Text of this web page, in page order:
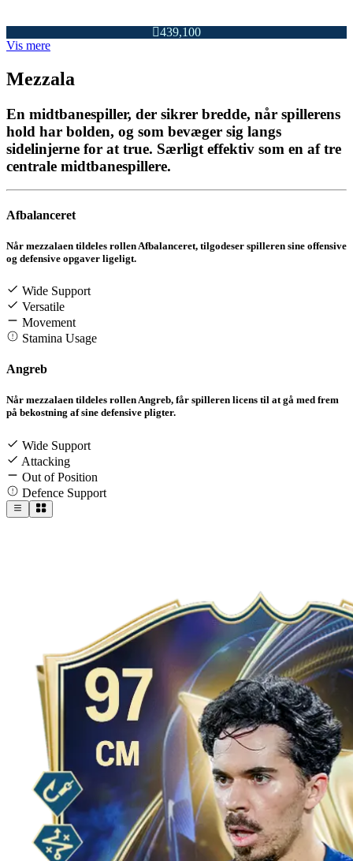
439,100
Vis mere
Mezzala
En midtbanespiller, der sikrer bredde, når spillerens
hold har bolden, og som bevæger sig langs
sidelinjerne for at true. Særligt effektiv som en af tre
centrale midtbanespillere.
Afbalanceret
Når mezzalaen tildeles rollen Afbalanceret, tilgodeser spilleren sine offensive
og defensive opgaver ligeligt.
Wide Support
Versatile
Movement
Stamina Usage
Angreb
Når mezzalaen tildeles rollen Angreb, får spilleren licens til at gå med frem
på bekostning af sine defensive pligter.
Wide Support
Attacking
Out of Position
Defence Support